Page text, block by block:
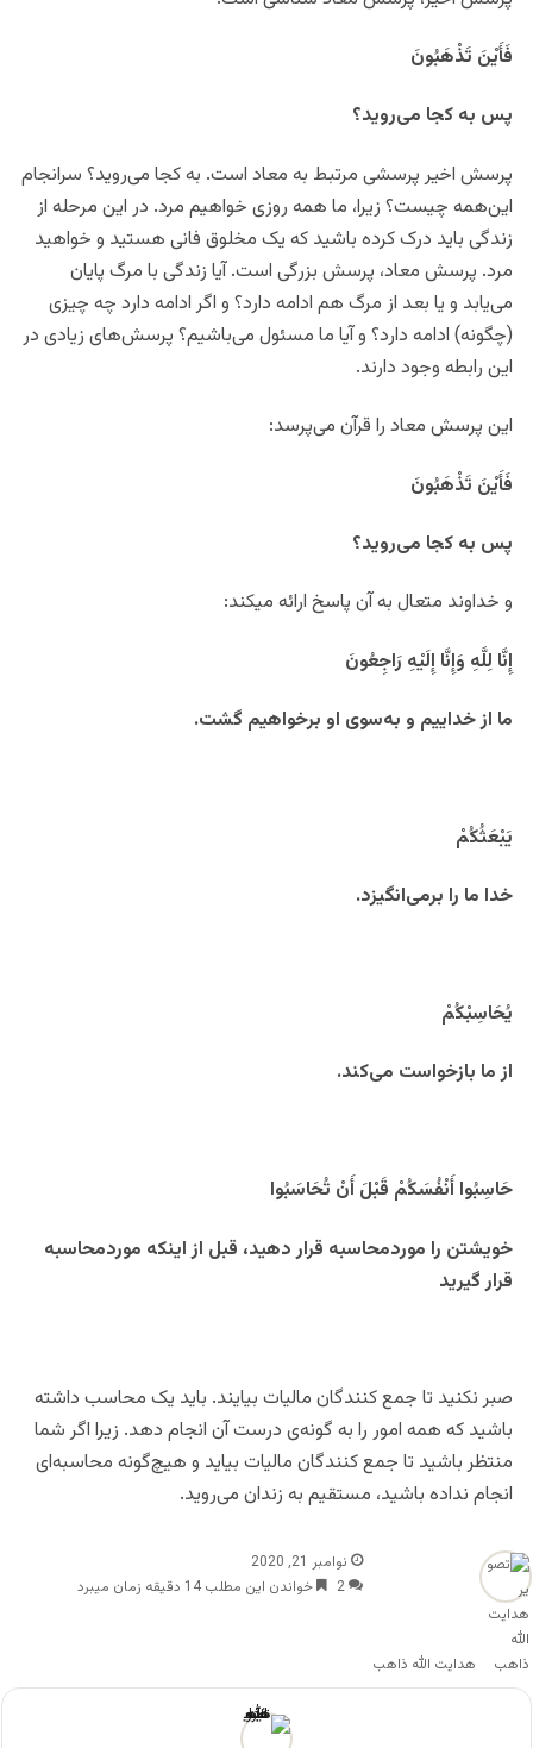
فَأَيْنَ تَذْهَبُونَ
پس به کجا می‌روید؟
پرسش اخیر پرسشی مرتبط به معاد است. به کجا می‌روید؟ سرانجام
این‌همه چیست؟ زیرا، ما همه روزی خواهیم مرد. در این مرحله از
زندگی باید درک کرده باشید که یک مخلوق فانی هستید و خواهید
مرد. پرسش معاد، پرسش بزرگی است. آیا زندگی با مرگ پایان
می‌یابد و یا بعد از مرگ هم ادامه دارد؟ و اگر ادامه دارد چه چیزی
(چگونه) ادامه دارد؟ و آیا ما مسئول می‌باشیم؟ پرسش‌های زیادی در
این رابطه وجود دارند.
این پرسش معاد را قرآن می‌پرسد:
فَأَيْنَ تَذْهَبُونَ
پس به کجا می‌روید؟
و خداوند متعال به آن پاسخ ارائه می
إِنَّا لِلَّهِ وَإِنَّا إِلَيْهِ رَاجِعُونَ
ما از خداییم و به‌سوی او برخواهیم گشت.
يَبْعَثُكُمْ
خدا ما را برمی‌انگیزد.
يُحَاسِبْكُمْ
از ما بازخواست می‌کند.
حَاسِبُوا أَنْفُسَکُمْ قَبْلَ أَنْ تُحَاسَبُوا
خویشتن را موردمحاسبه قرار دهید، قبل از اینکه موردمحاسبه
قرار گیرید
صبر نکنید تا جمع کنندگان مالیات بیایند. باید یک محاسب داشته
باشید که همه امور را به گونه‌ی درست آن انجام دهد. زیرا اگر شما
منتظر باشید تا جمع کنندگان مالیات بیاید و هیچ‌گونه محاسبه‌ای
انجام نداده باشید، مستقیم به زندان می‌روید.
هدایت الله ذاهب
نوامبر 21, 2020
2
خواندن این مطلب 14 دقیقه زمان میبرد